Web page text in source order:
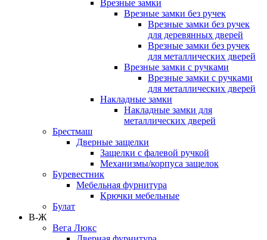
Врезные замки
Врезные замки без ручек
Врезные замки без ручек
для деревянных дверей
Врезные замки без ручек
для металлических дверей
Врезные замки с ручками
Врезные замки с ручками
для металлических дверей
Накладные замки
Накладные замки для
металлических дверей
Брестмаш
Дверные защелки
Защелки с фалевой ручкой
Механизмы/корпуса защелок
Буревестник
Мебельная фурнитура
Крючки мебельные
Булат
В-Ж
Вега Люкс